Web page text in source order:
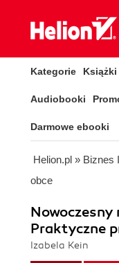
Kategorie Książki
Audiobooki
Darmowe ebooki
Helion.pl » Biznes
obce
Nowoczesny
Praktyczne
Izabela Kein